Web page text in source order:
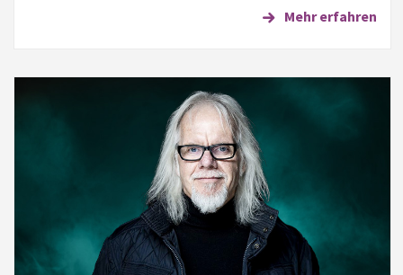
Mehr erfahren